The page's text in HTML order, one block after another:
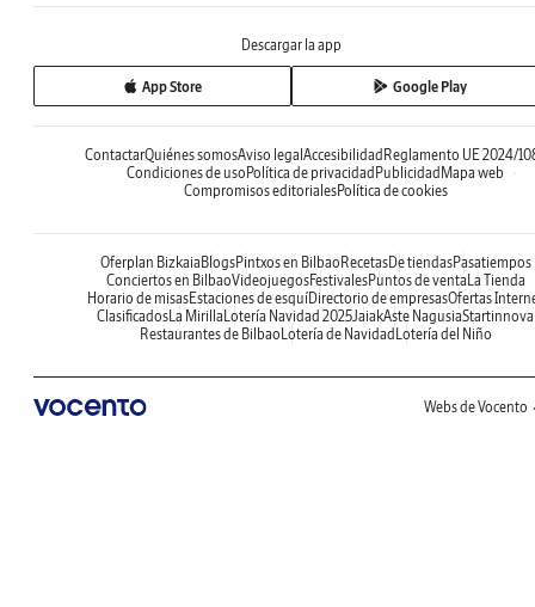
Descargar la app
App Store Google Play
ContactarQuiénes somosAviso legal Accesibilidad Reglamento UE 2024/
Condiciones de uso Política de privacidad Publicidad Mapa web
Compromisos editorialesPolítica de cookies
Oferplan Bizkaia BlogsPintxos en Bilbao RecetasDe tiendasPasatiempos
Conciertos en BilbaoVideojuegosFestivalesPuntos de venta La Tienda
Horario de misasEstaciones de esquíDirectorio de empresasOfertas
ClasificadosLa Mirilla Lotería Navidad 2025JaiakAste NagusiaStartinnova
Restaurantes de Bilbao Lotería de Navidad Lotería del Niño
Webs de Vocento